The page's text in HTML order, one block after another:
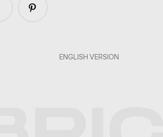
ENGLISH VERSION